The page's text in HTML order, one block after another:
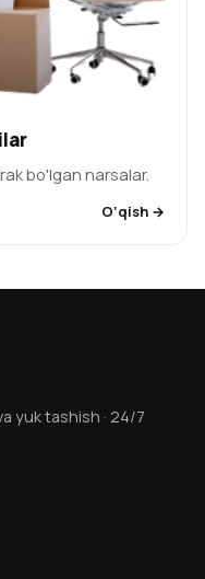
bo'lgan narsalar.
O‘qish →
yuk tashish · 24/7